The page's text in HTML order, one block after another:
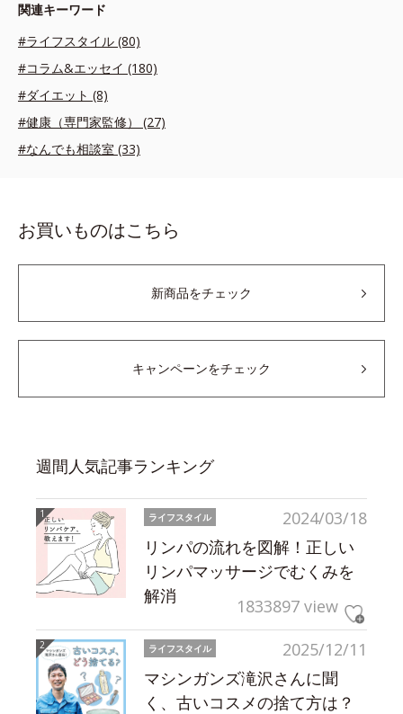
関連キーワード
#ライフスタイル (80)
#コラム&エッセイ (180)
#ダイエット (8)
#健康（専門家監修） (27)
#なんでも相談室 (33)
お買いものはこちら
新商品をチェック
キャンペーンをチェック
週間人気記事ランキング
2024/03/18
ライフスタイル
リンパの流れを図解！正しい
リンパマッサージでむくみを
解消
1833897 view
2025/12/11
ライフスタイル
マシンガンズ滝沢さんに聞
く、古いコスメの捨て方は？